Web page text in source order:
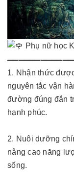
Phụ nữ học
1. Nhận thức
nguyên tắc vận
đường đúng đắn
hạnh phúc.
2. Nuôi dưỡng
nâng cao năng
sống.